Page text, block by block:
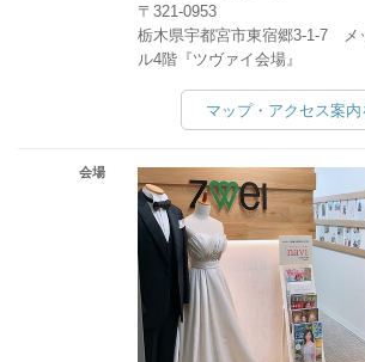
〒321-0953
栃木県宇都宮市東宿郷3-1-7 メ
ル4階『ツヴァイ会場』
マップ・アクセス案内
会場